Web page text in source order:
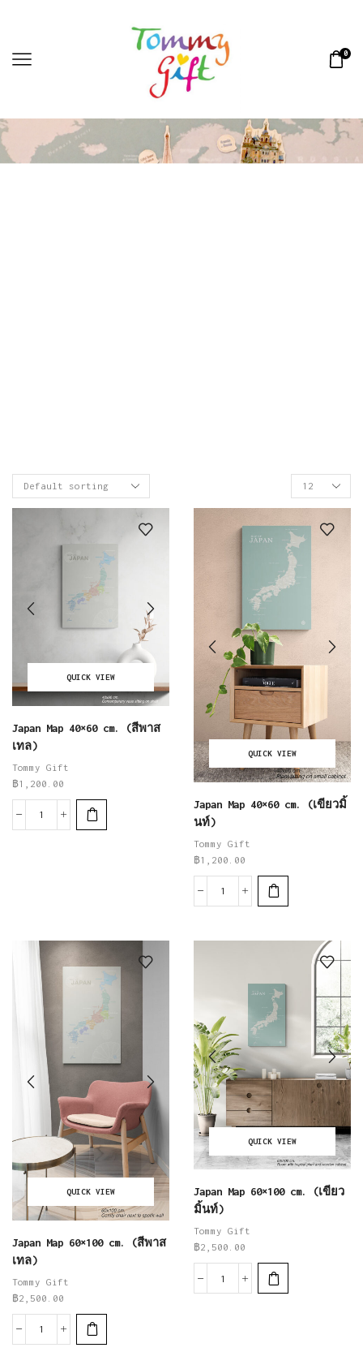
0
QUICK VIEW
Japan Map 40×60 cm. (สีพาส
เทล)
Tommy Gift
฿1,200.00
QUICK VIEW
Japan Map 40×60 cm. (เขียวมิ้
นท์)
Tommy Gift
฿1,200.00
QUICK VIEW
Japan Map 60×100 cm. (สีพาส
เทล)
Tommy Gift
฿2,500.00
QUICK VIEW
Japan Map 60×100 cm. (เขียว
มิ้นท์)
Tommy Gift
฿2,500.00